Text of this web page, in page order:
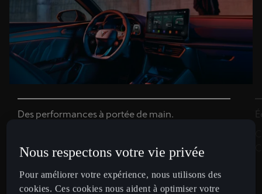
Des performances à portée de main.
Supersports CUPRA et ses boutons satellites
inspirés de la compétition pour démarrer et
sélectionner le mode de conduite.
Nous respectons votre vie privée
Pour améliorer votre expérience, nous utilisons des
cookies. Ces cookies nous aident à optimiser votre